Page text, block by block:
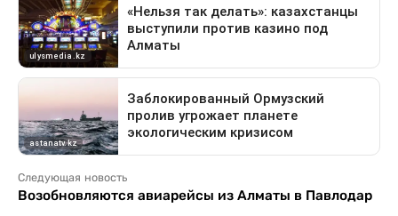
Следующая новость
Возобновляются авиарейсы из Алматы в Павлодар